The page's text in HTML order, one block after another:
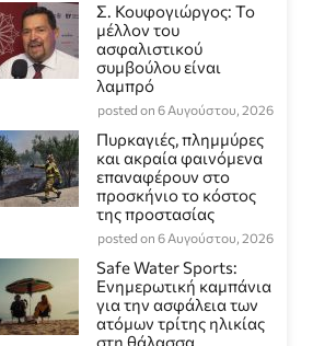
Σ. Κουφογιώργος: To
μέλλον του
ασφαλιστικού
συμβούλου είναι
λαμπρό
posted on 6 Αυγούστου, 2026
Πυρκαγιές, πλημμύρες
και ακραία φαινόμενα
επαναφέρουν στο
προσκήνιο το κόστος
της προστασίας
posted on 6 Αυγούστου, 2026
Safe Water Sports:
Eνημερωτική καμπάνια
για την ασφάλεια των
ατόμων τρίτης ηλικίας
στη θάλασσα